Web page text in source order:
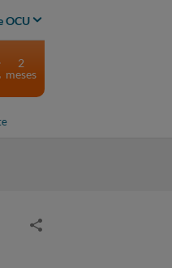
OCU
2
meses